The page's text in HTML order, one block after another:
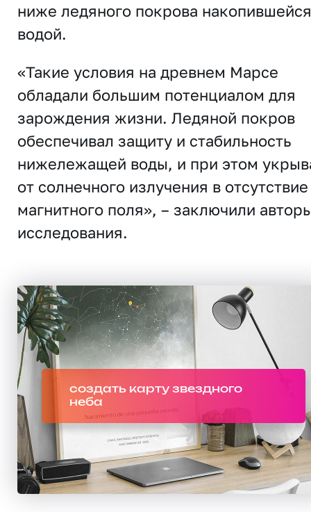
ниже ледяного покрова накопившейся
водой.
«Такие условия на древнем Марсе
обладали большим потенциалом для
зарождения жизни. Ледяной покров
обеспечивал защиту и стабильность
нижележащей воды, и при этом
от солнечного излучения в отсутствие
магнитного поля», – заключили
исследования.
создать карту звездного
неба